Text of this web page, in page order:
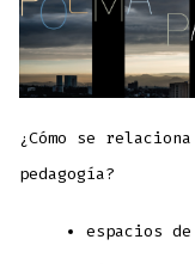
¿Cómo se
pedagogía?
espacios